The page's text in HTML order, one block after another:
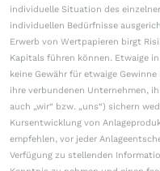
individuelle Situation des
individuellen Bedürfnisse
Erwerb von Wertpapieren birgt
Kapitals führen können. Etwaige
keine Gewähr für etwaige
ihre verbundenen Unternehmen,
auch „wir“ bzw. „uns“) sichern
Kursentwicklung von
empfehlen, vor jeder
Verfügung zu stellenden